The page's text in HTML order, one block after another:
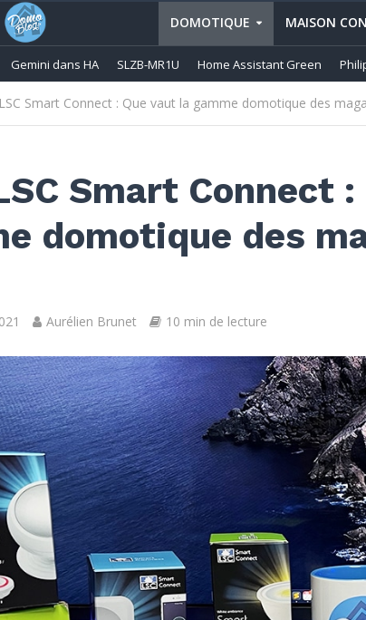
DOMOTIQUE MAISON
Gemini dans HA SLZB-MR1U Home Assistant Green
Smart Connect : Que vaut la gamme domotique des
Smart Connect
domotique des
Aurélien Brunet 10 min de lecture